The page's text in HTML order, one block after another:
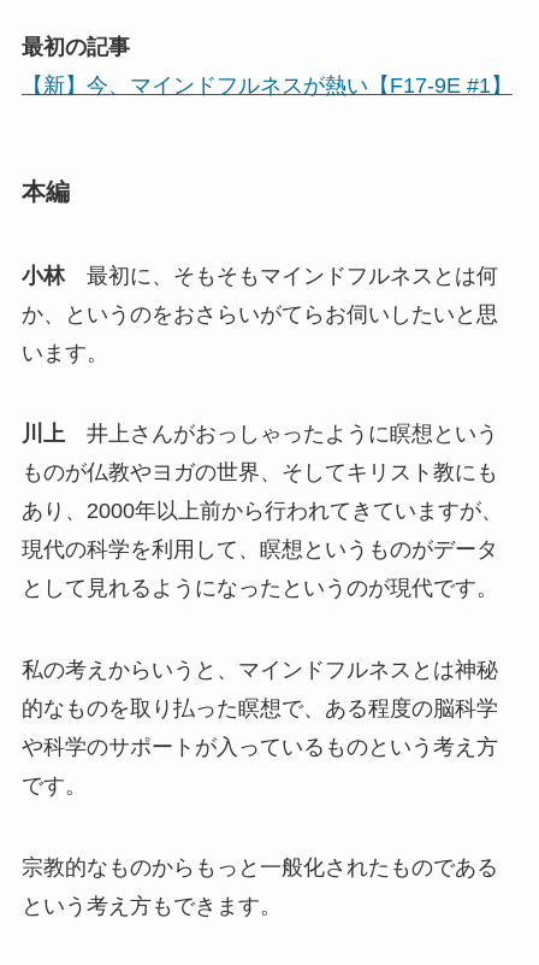
最初の記事
【新】今、マインドフルネスが熱い【F17-9E #1】
本編
小林最初に、そもそもマインドフルネスとは何
か、というのをおさらいがてらお伺いしたいと思
います。
川上井上さんがおっしゃったように瞑想という
ものが仏教やヨガの世界、そしてキリスト教にも
あり、2000年以上前から行われてきていますが、
現代の科学を利用して、瞑想というものがデータ
として見れるようになったというのが現代です。
私の考えからいうと、マインドフルネスとは神秘
的なものを取り払った瞑想で、ある程度の脳科学
や科学のサポートが入っているものという考え方
です。
宗教的なものからもっと一般化されたものである
という考え方もできます。